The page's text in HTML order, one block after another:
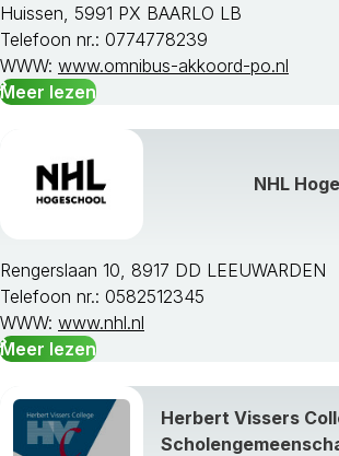
Huissen, 5991 PX BAARLO LB
Telefoon nr.: 0774778239
WWW: www.omnibus-akkoord-po.nl
Meer lezen
NHL
Rengerslaan 10, 8917 DD LEEUWARDEN
Telefoon nr.: 0582512345
WWW: www.nhl.nl
Meer lezen
Herbert Vissers